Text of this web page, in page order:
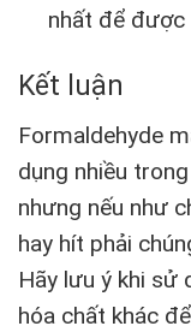
nhất để
Kết luận
Formaldehyde
dụng nhiều
nhưng nếu như
hay hít phải
Hãy lưu ý khi sử
hóa chất khác